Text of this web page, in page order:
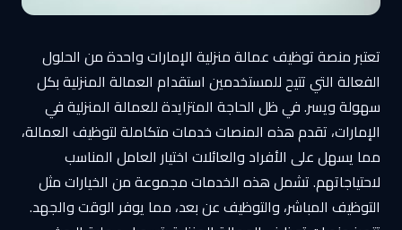
تعتبر منصة توظيف عمالة منزلية الإمارات واحدة من الحلول
الفعالة التي تتيح للمستخدمين استقدام العمالة المنزلية بكل
سهولة ويسر. في ظل الحاجة المتزايدة للعمالة المنزلية في
الإمارات، تقدم هذه المنصات خدمات متكاملة لتوظيف العمالة،
مما يسهل على الأفراد والعائلات اختيار العامل المناسب
لاحتياجاتهم. تشمل هذه الخدمات مجموعة من الخيارات مثل
التوظيف المباشر، والتوظيف عن بعد، مما يوفر الوقت والجهد.